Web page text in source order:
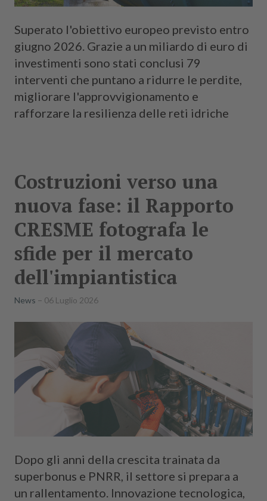
Superato l'obiettivo europeo previsto entro
giugno 2026. Grazie a un miliardo di euro di
investimenti sono stati conclusi 79
interventi che puntano a ridurre le perdite,
migliorare l'approvvigionamento e
rafforzare la resilienza delle reti idriche
Costruzioni verso una
nuova fase: il Rapporto
CRESME fotografa le
sfide per il mercato
dell'impiantistica
News 06 Luglio 2026
Dopo gli anni della crescita trainata da
superbonus e PNRR, il settore si prepara a
un rallentamento. Innovazione tecnologica,